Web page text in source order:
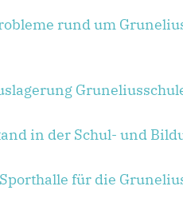
rund um
in der Schul- und
für die